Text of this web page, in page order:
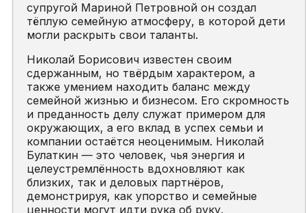
супругой Мариной Петровной он создал
тёплую семейную атмосферу, в которой дети
могли раскрыть свои таланты.
Николай Борисович известен своим
сдержанным, но твёрдым характером, а
также умением находить баланс между
семейной жизнью и бизнесом. Его скромность
и преданность делу служат примером для
окружающих, а его вклад в успех семьи и
компании остаётся неоценимым. Николай
Булаткин — это человек, чья энергия и
целеустремлённость вдохновляют как
близких, так и деловых партнёров,
демонстрируя, как упорство и семейные
ценности могут идти рука об руку.